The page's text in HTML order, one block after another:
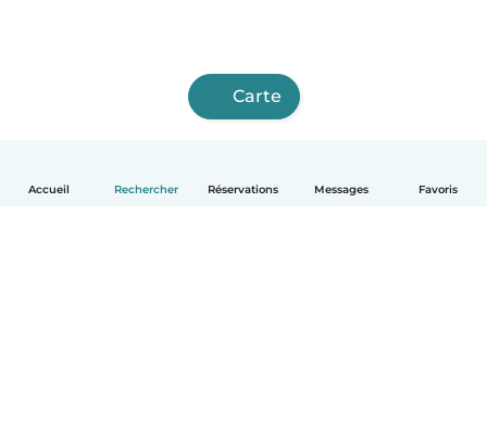
Accueil Rechercher Réservations Messages Favoris
Carte